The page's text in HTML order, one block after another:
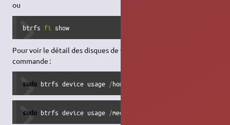
ou
btrfs fi show
Pour voir le détail des disques de votre RAID BTRFS passez la
commande :
sudo btrfs device usage /home
sudo btrfs device usage /media